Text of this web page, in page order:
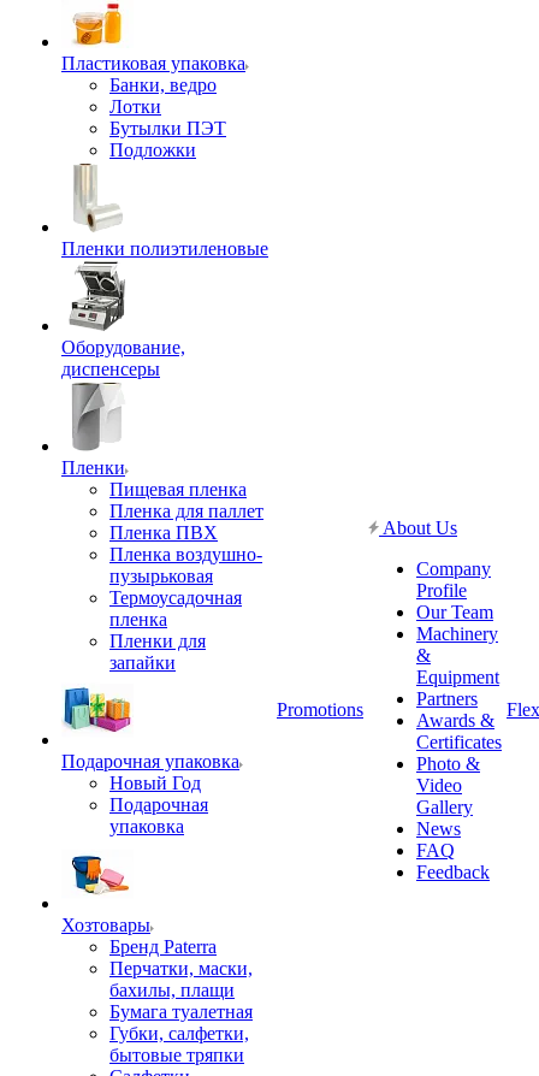
Пластиковая упаковка
Банки, ведро
Лотки
Бутылки ПЭТ
Подложки
Пленки полиэтиленовые
Оборудование,
диспенсеры
Пленки
Пищевая пленка
Пленка для паллет
Пленка ПВХ
Пленка воздушно-
пузырьковая
Термоусадочная
пленка
Пленки для
запайки
Подарочная упаковка
Новый Год
Подарочная
упаковка
Хозтовары
Бренд Paterra
Перчатки, маски,
бахилы, плащи
Бумага туалетная
Губки, салфетки,
бытовые тряпки
Promotions
About Us
Company
Profile
Our Team
Machinery
&
Equipment
Partners
Awards &
Certificates
Photo &
Video
Gallery
News
FAQ
Feedback